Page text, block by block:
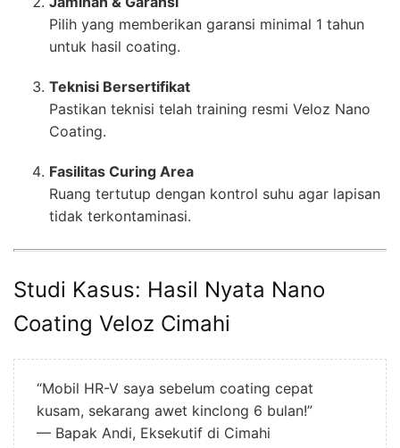
Pilih yang memberikan garansi minimal 1 tahun
untuk hasil coating.
Teknisi Bersertifikat
Pastikan teknisi telah training resmi Veloz Nano
Coating.
Fasilitas Curing Area
Ruang tertutup dengan kontrol suhu agar lapisan
tidak terkontaminasi.
Studi Kasus: Hasil Nyata Nano
Coating Veloz Cimahi
“Mobil HR-V saya sebelum coating cepat
kusam, sekarang awet kinclong 6 bulan!”
— Bapak Andi, Eksekutif di Cimahi